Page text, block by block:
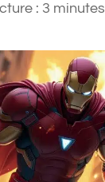
: 3 minutes